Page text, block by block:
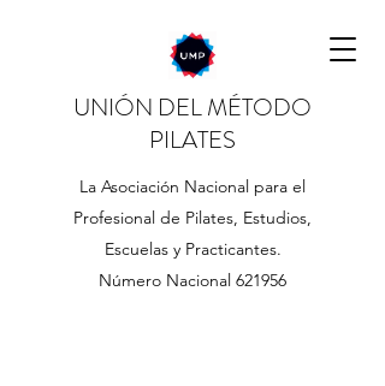
UNIÓN DEL MÉTODO
PILATES
La Asociación Nacional para el
Profesional de Pilates, Estudios,
Escuelas y Practicantes.
Número Nacional 621956